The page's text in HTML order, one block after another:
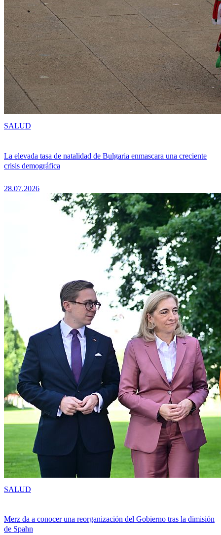
La elevada tasa de natalidad de Bulgaria enmascara una creciente
crisis demográfica
28.07.2026
SALUD
Merz da a conocer una reorganización del Gobierno tras la dimisión
de Spahn
SALUD